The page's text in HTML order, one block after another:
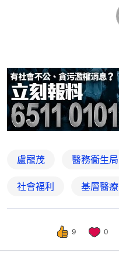
盧寵茂 醫務衞生局
社會福利 基層醫療
9 0